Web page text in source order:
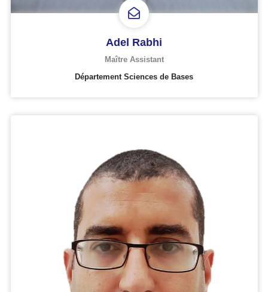
Adel Rabhi
Maître Assistant
Département Sciences de Bases